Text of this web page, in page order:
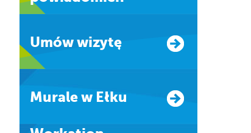
Umów wizytę
Murale w Ełku